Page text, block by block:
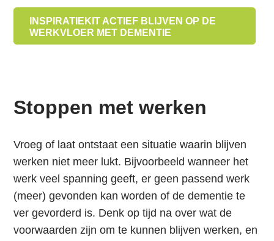
INSPIRATIEKIT ACTIEF BLIJVEN OP DE
WERKVLOER MET DEMENTIE
Stoppen met werken
Vroeg of laat ontstaat een situatie waarin blijven
werken niet meer lukt. Bijvoorbeeld wanneer het
werk veel spanning geeft, er geen passend werk
(meer) gevonden kan worden of de dementie te
ver gevorderd is. Denk op tijd na over wat de
voorwaarden zijn om te kunnen blijven werken, en